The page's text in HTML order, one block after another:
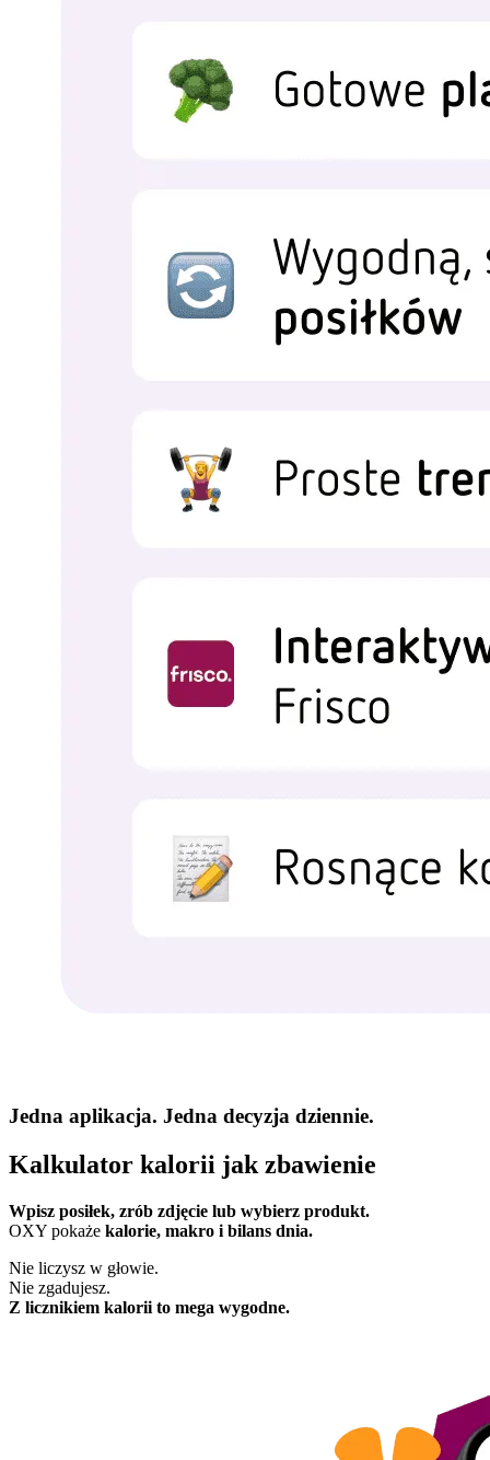
Jedna aplikacja. Jedna decyzja dziennie.
Kalkulator kalorii jak zbawienie
Wpisz posiłek, zrób zdjęcie lub wybierz produkt.
OXY pokaże kalorie, makro i bilans dnia.
Nie liczysz w głowie.
Nie zgadujesz.
Z licznikiem kalorii to mega wygodne.